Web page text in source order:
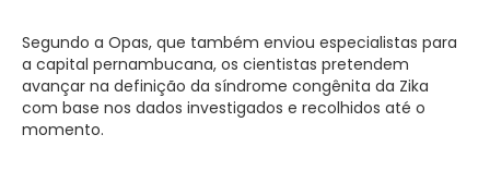
Segundo a Opas, que também enviou especialistas para
a capital pernambucana, os cientistas pretendem
avançar na definição da síndrome congênita da Zika
com base nos dados investigados e recolhidos até o
momento.